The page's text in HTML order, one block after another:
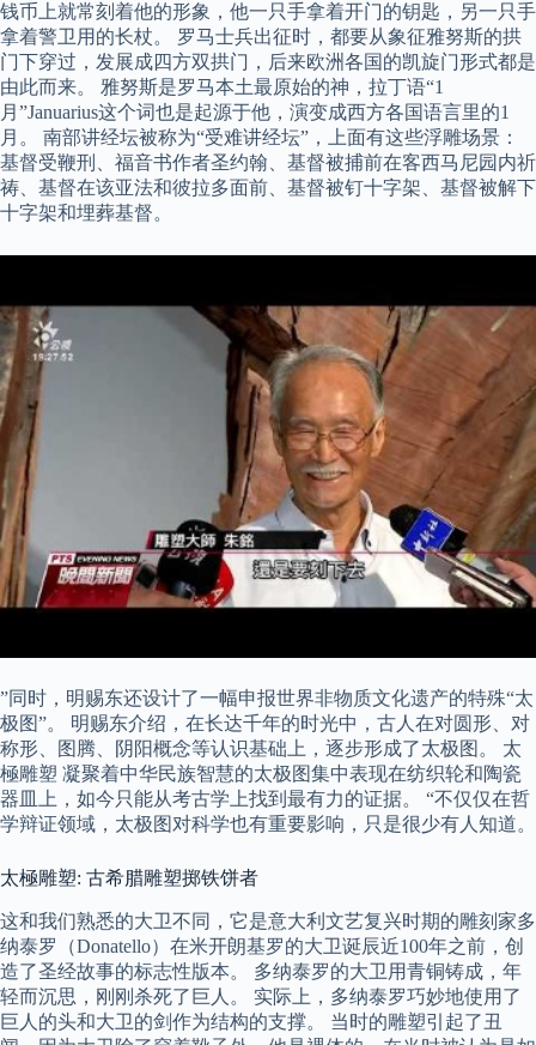
钱币上就常刻着他的形象，他一只手拿着开门的钥匙，另一只手
拿着警卫用的长杖。 罗马士兵出征时，都要从象征雅努斯的拱
门下穿过，发展成四方双拱门，后来欧洲各国的凯旋门形式都是
由此而来。 雅努斯是罗马本土最原始的神，拉丁语“1
月”Januarius这个词也是起源于他，演变成西方各国语言里的1
月。 南部讲经坛被称为“受难讲经坛”，上面有这些浮雕场景：
基督受鞭刑、福音书作者圣约翰、基督被捕前在客西马尼园内祈
祷、基督在该亚法和彼拉多面前、基督被钉十字架、基督被解下
十字架和埋葬基督。
”同时，明赐东还设计了一幅申报世界非物质文化遗产的特殊“太
极图”。 明赐东介绍，在长达千年的时光中，古人在对圆形、对
称形、图腾、阴阳概念等认识基础上，逐步形成了太极图。 太
極雕塑 凝聚着中华民族智慧的太极图集中表现在纺织轮和陶瓷
器皿上，如今只能从考古学上找到最有力的证据。 “不仅仅在哲
学辩证领域，太极图对科学也有重要影响，只是很少有人知道。
太極雕塑: 古希腊雕塑掷铁饼者
这和我们熟悉的大卫不同，它是意大利文艺复兴时期的雕刻家多
纳泰罗（Donatello）在米开朗基罗的大卫诞辰近100年之前，创
造了圣经故事的标志性版本。 多纳泰罗的大卫用青铜铸成，年
轻而沉思，刚刚杀死了巨人。 实际上，多纳泰罗巧妙地使用了
巨人的头和大卫的剑作为结构的支撑。 当时的雕塑引起了丑